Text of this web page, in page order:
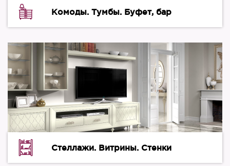
Комоды. Тумбы. Буфет, бар
Стеллажи. Витрины. Стенки